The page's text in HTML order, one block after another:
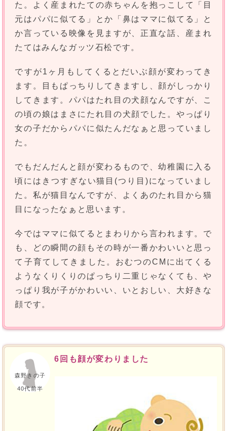
た。よく産まれたての赤ちゃんを抱っこして「目
元はパパに似てる」とか「鼻はママに似てる」と
か言っている映像を見ますが、正直な話、産まれ
たてはみんなガッツ石松です。
ですが1ヶ月もしてくるとだいぶ顔が変わってき
ます。目もぱっちりしてきますし、顔がしっかり
してきます。パパはたれ目の犬顔なんですが、こ
の頃の娘はまさにたれ目の犬顔でした。やっぱり
女の子だからパパに似たんだなぁと思っていまし
た。
でもだんだんと顔が変わるもので、幼稚園に入る
頃にはきつすぎない猫目(つり目)になっていまし
た。私が猫目なんですが、よくあのたれ目から猫
目になったなぁと思います。
今ではママに似てるとまわりから言われます。で
も、どの瞬間の顔もその時が一番かわいいと思っ
て子育てしてきました。おむつのCMに出てくる
ようなくりくりのぱっちり二重じゃなくても、や
っぱり我が子がかわいい、いとおしい、大好きな
顔です。
森野きの子
40代前半
6回も顔が変わりました